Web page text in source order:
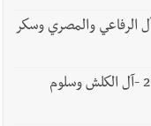
الحاج نور الدين الرفاعي 30-7-2026 آل الرفاعي والمصري وسكر
وفاة الحاج حسن حسين الكلش -28-7-2027 -آل الكلش وسلوم